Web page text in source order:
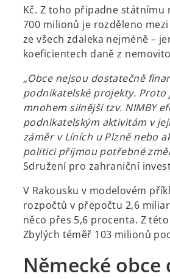
Kč. Z toho připadne
700 milionů je rozděleno
ze všech zdaleka nejméně –
koeficientech daně z
„Obce nejsou dostatečně
podnikatelské projekty. Proto
mnohem silnější tzv. NIMBY
podnikatelským aktivitám v
záměr v Líních u Plzně nebo
politici přijmou potřebné
Sdružení pro zahraniční
V Rakousku v modelovém
rozpočtů v přepočtu 2,6
něco přes 5,6 procenta. Z
Zbylých téměř 103 milionů
Německé